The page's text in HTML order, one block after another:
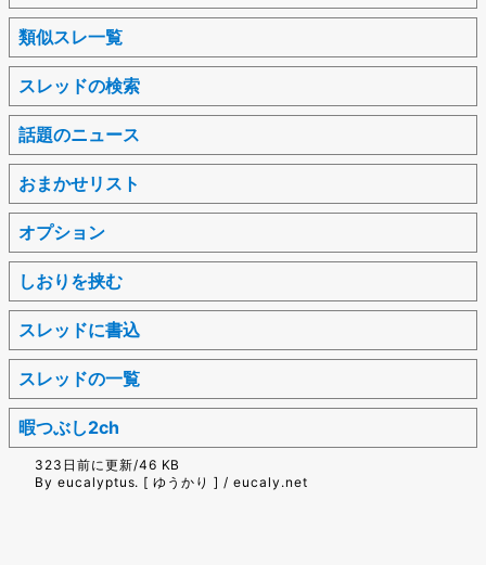
類似スレ一覧
スレッドの検索
話題のニュース
おまかせリスト
オプション
しおりを挟む
スレッドに書込
スレッドの一覧
暇つぶし2ch
323日前に更新/46 KB
By eucalyptus. [ ゆうかり ] / eucaly.net